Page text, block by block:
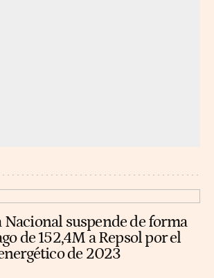
Nacional suspende de forma
de 152,4M a Repsol por el
de 2023